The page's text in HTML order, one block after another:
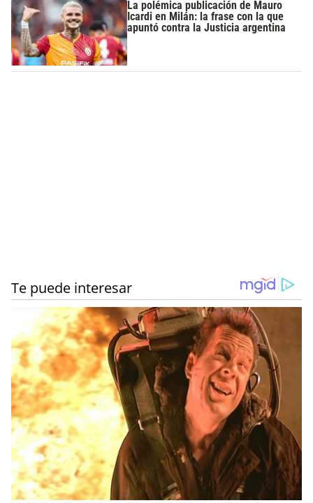
La polémica publicación de Mauro
Icardi en Milán: la frase con la que
apuntó contra la Justicia argentina